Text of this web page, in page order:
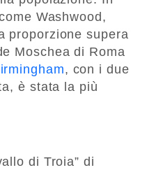
Washwood,
proporzione supera
Moschea di Roma
, con i due
è stata la più
di Troia” di